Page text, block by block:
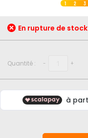
de
la
1 2 3
En rupture de stock
Quantité : - +